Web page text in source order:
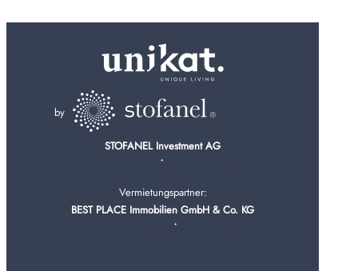
by
STOFANEL Investment AG
・
Vermietungspartner:
BEST PLACE Immobilien GmbH & Co. KG
・